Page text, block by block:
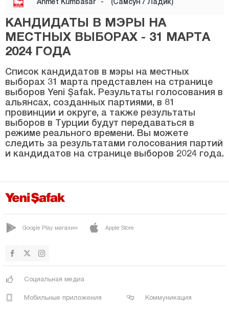
САЛЫПАЗАРЫ
ТЕККЕКОЙ
ТЕРМЕ
ВЕЗИРКОПРУ
ЯКАКЕНТ
Шанлыурфа
Сиирт
Синоп
Сивас
Текирдаг
Токат
Трабзон
Тунджели
Ушак
Ван
КАНДИДАТЫ В МЭРЫ НА
МЕСТНЫХ ВЫБОРАХ - 31 МАРТА
2024 ГОДА
Список кандидатов в мэры на местных
выборах 31 марта представлен на странице
выборов Yeni Şafak. Результаты голосования в
альянсах, созданных партиями, в 81
провинции и округе, а также результаты
выборов в Турции будут передаваться в
режиме реального времени. Вы можете
следить за результатами голосования партий
и кандидатов на странице выборов 2024 года.
Google Play магазин Apple Store
Социальная медиа
Мобильные приложения Коммуникация